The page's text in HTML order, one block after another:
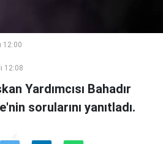
12:00
12:08
Yardımcısı Bahadır
sorularını yanıtladı.